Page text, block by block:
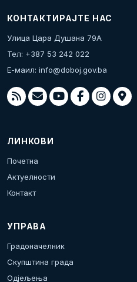
КОНТАКТИРАЈТЕ НАС
Улица Цара Душана 79А
Тел: +387 53 242 022
Е-маил: info@doboj.gov.ba
ЛИНКОВИ
Почетна
Актуелности
Контакт
УПРАВА
Градоначелник
Скупштина града
Одјељења